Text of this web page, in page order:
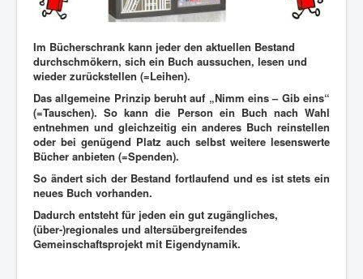
Im Bücherschrank kann jeder den aktuellen Bestand
durchschmökern, sich ein Buch aussuchen, lesen und
wieder zurückstellen (=Leihen).
Das allgemeine Prinzip beruht auf „Nimm eins – Gib eins“
(=Tauschen). So kann die Person ein Buch nach Wahl
entnehmen und gleichzeitig ein anderes Buch reinstellen
oder bei genügend Platz auch selbst weitere lesenswerte
Bücher anbieten (=Spenden).
So ändert sich der Bestand fortlaufend und es ist stets ein
neues Buch vorhanden.
Dadurch entsteht für jeden ein gut zugängliches,
(über-)regionales und altersübergreifendes
Gemeinschaftsprojekt mit Eigendynamik.